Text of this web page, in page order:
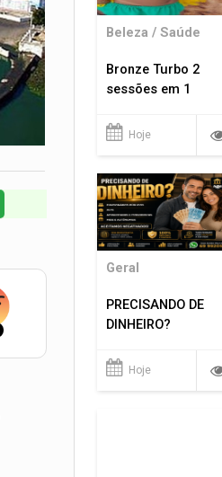
Beleza / Saúde
Bronze Turbo 2
sessões em 1
Hoje
Geral
PRECISANDO DE
DINHEIRO?
Hoje